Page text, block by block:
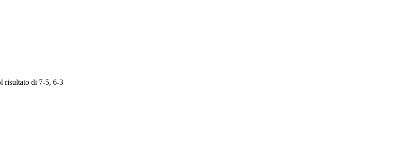
risultato di 7-5, 6-3